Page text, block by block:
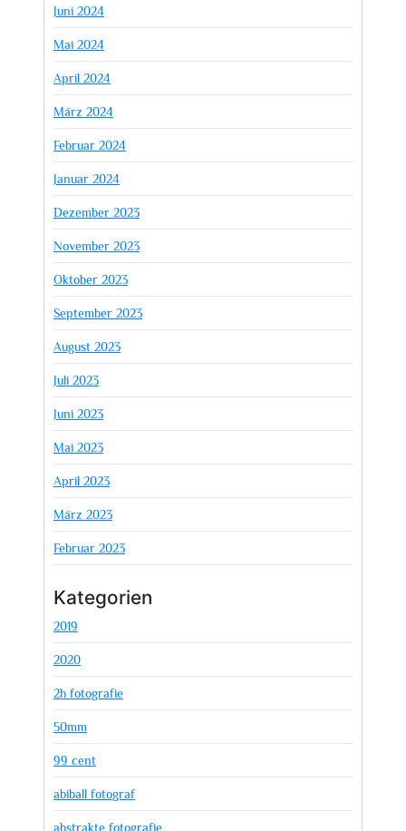
Juni 2024
Mai 2024
April 2024
März 2024
Februar 2024
Januar 2024
Dezember 2023
November 2023
Oktober 2023
September 2023
August 2023
Juli 2023
Juni 2023
Mai 2023
April 2023
März 2023
Februar 2023
Kategorien
2019
2020
2h fotografie
50mm
99 cent
abiball fotograf
abstrakte fotografie